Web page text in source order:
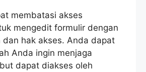
membatasi akses
mengedit formulir dengan
dan hak akses. Anda dapat
Anda ingin menjaga
dapat diakses oleh